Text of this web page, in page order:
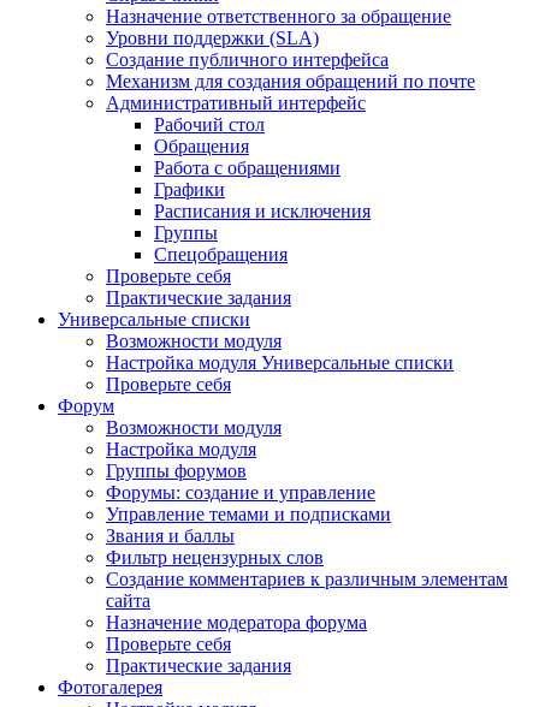
Назначение ответственного за обращение
Уровни поддержки (SLA)
Создание публичного интерфейса
Механизм для создания обращений по почте
Административный интерфейс
Рабочий стол
Обращения
Работа с обращениями
Графики
Расписания и исключения
Группы
Спецобращения
Проверьте себя
Практические задания
Универсальные списки
Возможности модуля
Настройка модуля Универсальные списки
Проверьте себя
Форум
Возможности модуля
Настройка модуля
Группы форумов
Форумы: создание и управление
Управление темами и подписками
Звания и баллы
Фильтр нецензурных слов
Создание комментариев к различным элементам
сайта
Назначение модератора форума
Проверьте себя
Практические задания
Фотогалерея